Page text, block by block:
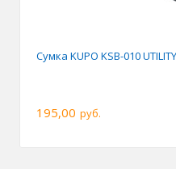
Сумка KUPO KSB-010
195,00 руб.